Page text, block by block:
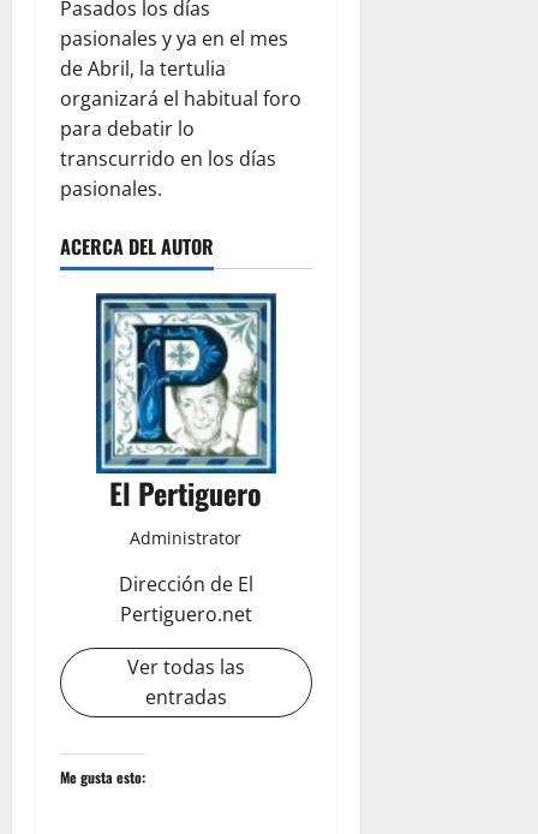
Pasados los días
pasionales y ya en el mes
de Abril, la tertulia
organizará el habitual foro
para debatir lo
transcurrido en los días
pasionales.
ACERCA DEL AUTOR
El Pertiguero
Administrator
Dirección de El
Pertiguero.net
Ver todas las
entradas
Me gusta esto: